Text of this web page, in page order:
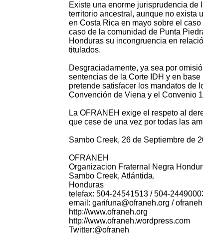
Existe una enorme jurisprudencia
territorio ancestral, aunque no exista
en Costa Rica en mayo sobre el
caso de la comunidad de Punta
Honduras su incongruencia en
titulados.
Desgraciadamente, ya sea por
sentencias de la Corte IDH y en
pretende satisfacer los mandatos de
Convención de Viena y el Convenio
La OFRANEH exige el respeto al
que cese de una vez por todas las
Sambo Creek, 26 de Septiembre de
OFRANEH
Organizacion Fraternal Negra
Sambo Creek, Atlántida.
Honduras
telefax: 504-24541513 / 504-
email: garifuna@ofraneh.org /
http://www.ofraneh.org
http://www.ofraneh.wordpress.com
Twitter:@ofraneh